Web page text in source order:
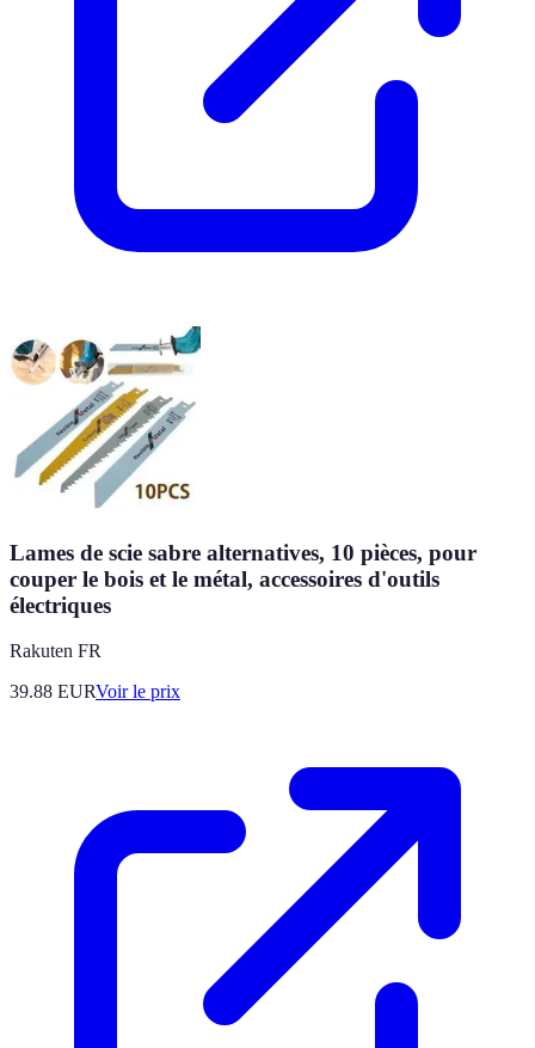
Lames de scie sabre alternatives, 10 pièces, pour
couper le bois et le métal, accessoires d'outils
électriques
Rakuten FR
39.88 EURVoir le prix